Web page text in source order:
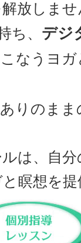
放しま
ち、 デジ
なうヨガ
りのま
は、自
瞑想を